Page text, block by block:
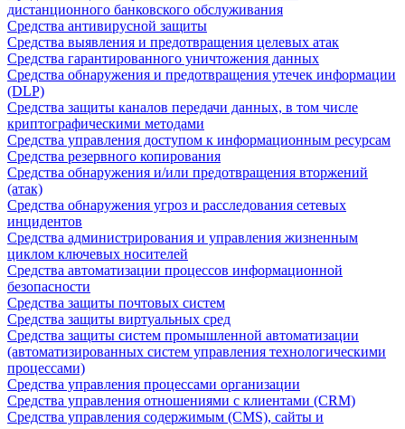
дистанционного банковского обслуживания
Средства антивирусной защиты
Средства выявления и предотвращения целевых атак
Средства гарантированного уничтожения данных
Средства обнаружения и предотвращения утечек информации
(DLP)
Средства защиты каналов передачи данных, в том числе
криптографическими методами
Средства управления доступом к информационным ресурсам
Средства резервного копирования
Средства обнаружения и/или предотвращения вторжений
(атак)
Средства обнаружения угроз и расследования сетевых
инцидентов
Средства администрирования и управления жизненным
циклом ключевых носителей
Средства автоматизации процессов информационной
безопасности
Средства защиты почтовых систем
Средства защиты виртуальных сред
Средства защиты систем промышленной автоматизации
(автоматизированных систем управления технологическими
процессами)
Средства управления процессами организации
Средства управления отношениями с клиентами (CRM)
Средства управления содержимым (CMS), сайты и